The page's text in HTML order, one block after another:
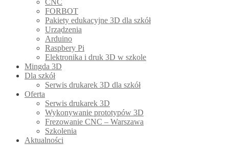
CNC
FORBOT
Pakiety edukacyjne 3D dla szkół
Urządzenia
Arduino
Raspbery Pi
Elektronika i druk 3D w szkole
Mingda 3D
Dla szkół
Serwis drukarek 3D dla szkół
Oferta
Serwis drukarek 3D
Wykonywanie prototypów 3D
Frezowanie CNC – Warszawa
Szkolenia
Aktualności